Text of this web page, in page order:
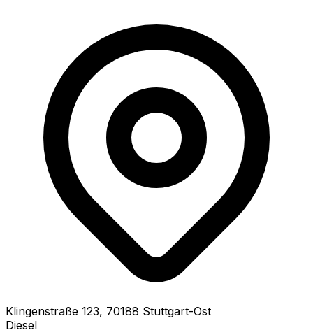
Klingenstraße 123, 70188 Stuttgart-Ost
Diesel